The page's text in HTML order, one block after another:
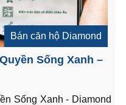
Bán căn hộ Diamond
Sống Xanh –
Sống Xanh - Diamond